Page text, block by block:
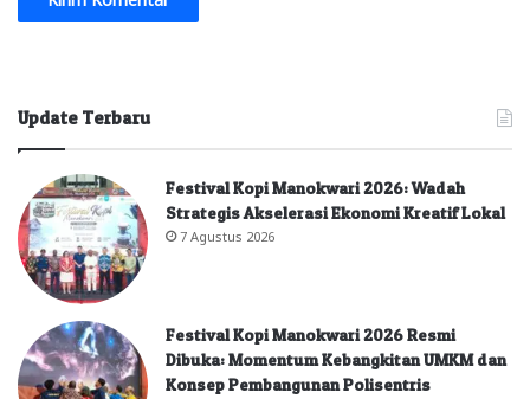
Update Terbaru
Festival Kopi Manokwari 2026: Wadah
Strategis Akselerasi Ekonomi Kreatif Lokal
7 Agustus 2026
Festival Kopi Manokwari 2026 Resmi
Dibuka: Momentum Kebangkitan UMKM dan
Konsep Pembangunan Polisentris